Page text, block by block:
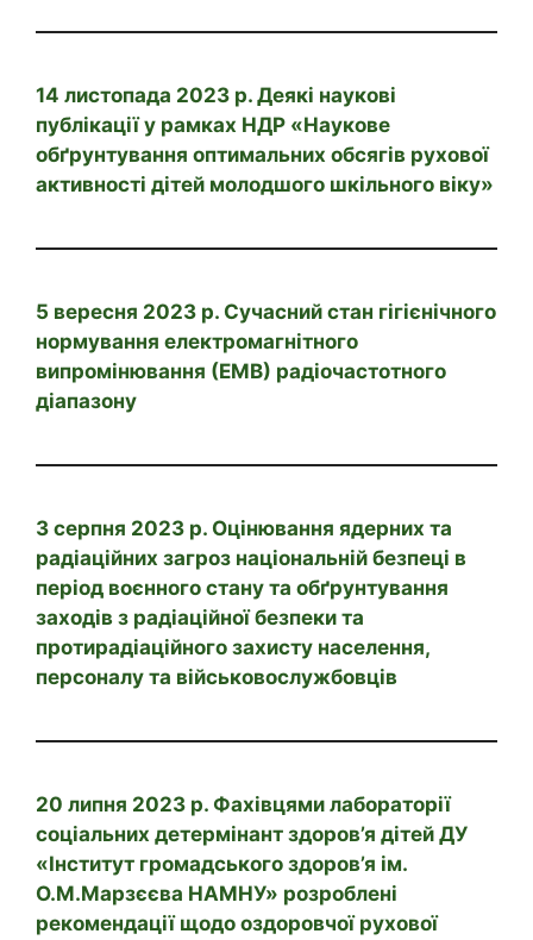
14 листопада 2023 р. Деякі наукові
публікації у рамках НДР «Наукове
обґрунтування оптимальних обсягів рухової
активності дітей молодшого шкільного віку»
5 вересня 2023 р. Сучасний стан гігієнічного
нормування електромагнітного
випромінювання (ЕМВ) радіочастотного
діапазону
3 серпня 2023 р. Оцінювання ядерних та
радіаційних загроз національній безпеці в
період воєнного стану та обґрунтування
заходів з радіаційної безпеки та
протирадіаційного захисту населення,
персоналу та військовослужбовців
20 липня 2023 р. Фахівцями лабораторії
соціальних детермінант здоров’я дітей ДУ
«Інститут громадського здоров’я ім.
О.М.Марзєєва НАМНУ» розроблені
рекомендації щодо оздоровчої рухової